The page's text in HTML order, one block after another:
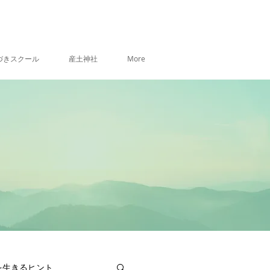
きスクール 産土神社 More
きるヒント